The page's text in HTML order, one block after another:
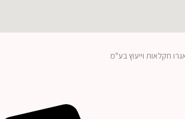
חקלאות וייעוץ בע"מ